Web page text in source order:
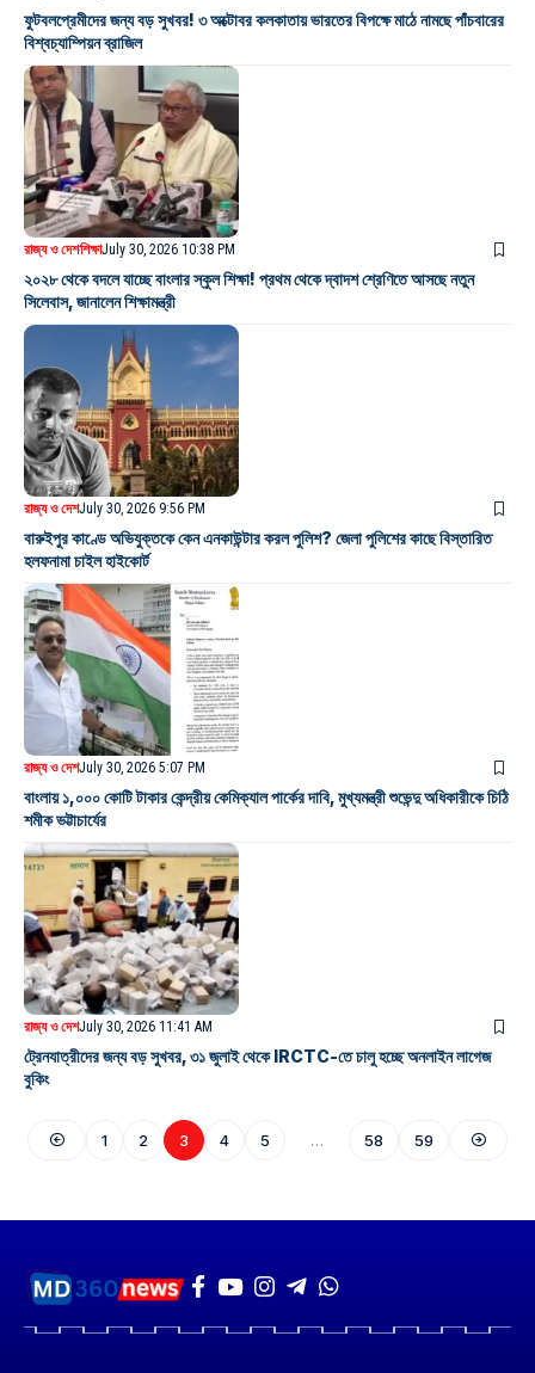
ফুটবলপ্রেমীদের জন্য বড় সুখবর! ৩ অক্টোবর কলকাতায় ভারতের বিপক্ষে মাঠে নামছে পাঁচবারের
বিশ্বচ্যাম্পিয়ন ব্রাজিল
রাজ্য ও দেশশিক্ষাJuly 30, 2026 10:38 PM
২০২৮ থেকে বদলে যাচ্ছে বাংলার স্কুল শিক্ষা! প্রথম থেকে দ্বাদশ শ্রেণিতে আসছে নতুন
সিলেবাস, জানালেন শিক্ষামন্ত্রী
রাজ্য ও দেশJuly 30, 2026 9:56 PM
বারুইপুর কাণ্ডে অভিযুক্তকে কেন এনকাউন্টার করল পুলিশ? জেলা পুলিশের কাছে বিস্তারিত
হলফনামা চাইল হাইকোর্ট
রাজ্য ও দেশJuly 30, 2026 5:07 PM
বাংলায় ১,০০০ কোটি টাকার কেন্দ্রীয় কেমিক্যাল পার্কের দাবি, মুখ্যমন্ত্রী শুভেন্দু অধিকারীকে চিঠি
শমীক ভট্টাচার্যের
রাজ্য ও দেশJuly 30, 2026 11:41 AM
ট্রেনযাত্রীদের জন্য বড় সুখবর, ৩১ জুলাই থেকে IRCTC-তে চালু হচ্ছে অনলাইন লাগেজ
বুকিং
1 2 3 4 5 … 58 59